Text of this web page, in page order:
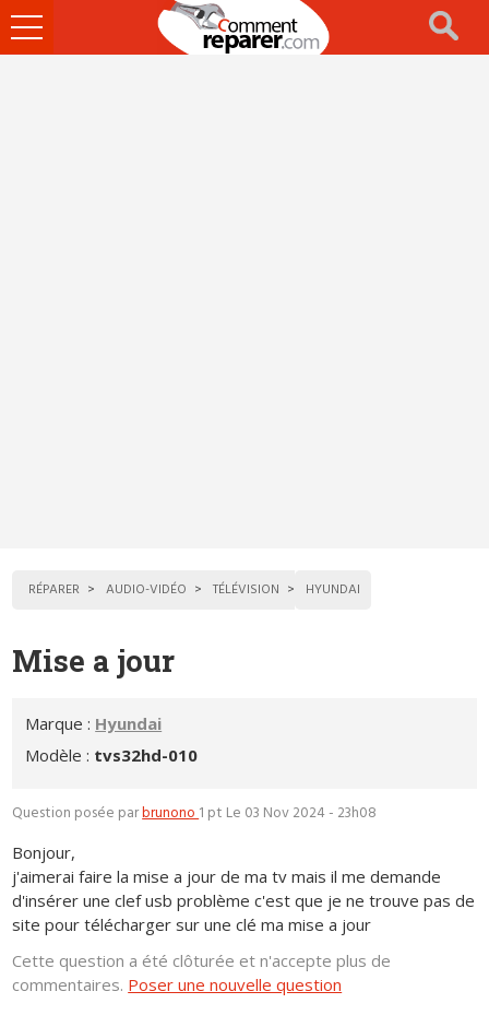
Ouvrir
le
RÉPARER AUDIO-VIDÉO TÉLÉVISION HYUNDAI
Mise a jour
Marque : Hyundai
Modèle : tvs32hd-010
Question posée parbrunono1 pt Le 03 Nov 2024 - 23h08
Bonjour,
j'aimerai faire la mise a jour de ma tv mais il me demande
d'insérer une clef usb problème c'est que je ne trouve pas de
site pour télécharger sur une clé ma mise a jour
Cette question a été clôturée et n'accepte plus de
commentaires. Poser une nouvelle question